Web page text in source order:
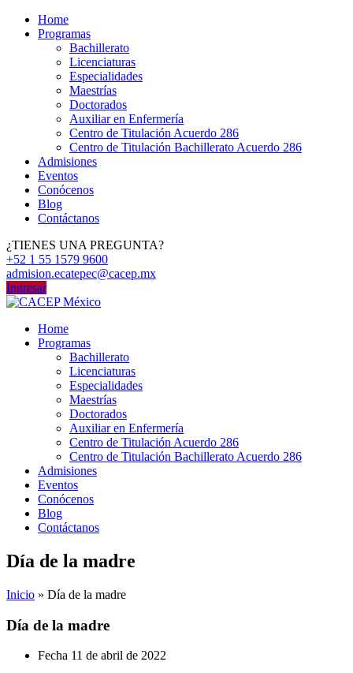
Home
Programas
Bachillerato
Licenciaturas
Especialidades
Maestrías
Doctorados
Auxiliar en Enfermería
Centro de Titulación Acuerdo 286
Centro de Titulación Bachillerato Acuerdo 286
Admisiones
Eventos
Conócenos
Blog
Contáctanos
¿TIENES UNA PREGUNTA?
+52 1 55 1579 9600
admision.ecatepec@cacep.mx
Ingresar
Home
Programas
Bachillerato
Licenciaturas
Especialidades
Maestrías
Doctorados
Auxiliar en Enfermería
Centro de Titulación Acuerdo 286
Centro de Titulación Bachillerato Acuerdo 286
Admisiones
Eventos
Conócenos
Blog
Contáctanos
Día de la madre
Inicio » Día de la madre
Día de la madre
Fecha 11 de abril de 2022